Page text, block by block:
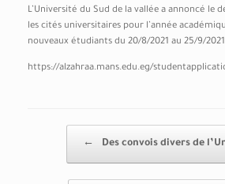
L’Université du Sud de la vallée a annoncé le
les cités universitaires pour l’année
nouveaux étudiants du 20/8/2021 au 25/9/2021
https://alzahraa.mans.edu.eg/
← Des convois divers de